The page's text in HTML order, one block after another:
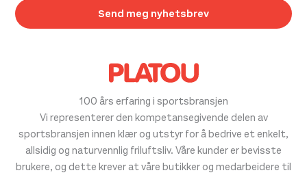
100 års erfaring i sportsbransjen
Vi representerer den kompetansegivende delen av
sportsbransjen innen klær og utstyr for å bedrive et enkelt,
allsidig og naturvennlig friluftsliv. Våre kunder er bevisste
brukere, og dette krever at våre butikker og medarbeidere til